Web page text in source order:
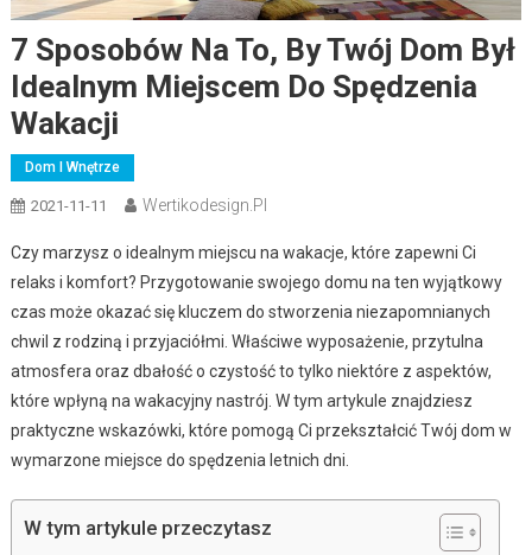
7 Sposobów Na To, By Twój Dom Był
Idealnym Miejscem Do Spędzenia
Wakacji
Dom I Wnętrze
2021-11-11 Wertikodesign.pl
Czy marzysz o idealnym miejscu na wakacje, które zapewni Ci
relaks i komfort? Przygotowanie swojego domu na ten wyjątkowy
czas może okazać się kluczem do stworzenia niezapomnianych
chwil z rodziną i przyjaciółmi. Właściwe wyposażenie, przytulna
atmosfera oraz dbałość o czystość to tylko niektóre z aspektów,
które wpłyną na wakacyjny nastrój. W tym artykule znajdziesz
praktyczne wskazówki, które pomogą Ci przekształcić Twój dom w
wymarzone miejsce do spędzenia letnich dni.
W tym artykule przeczytasz